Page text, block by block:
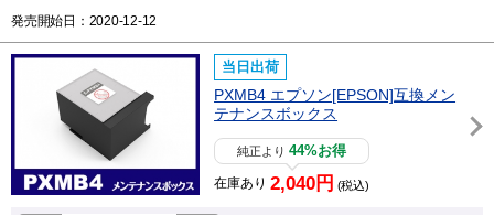
発売開始日：2020-12-12
当日出荷
PXMB4 エプソン[EPSON]互換メン
テナンスボックス
純正より44%お得
在庫あり 2,040円 (税込)